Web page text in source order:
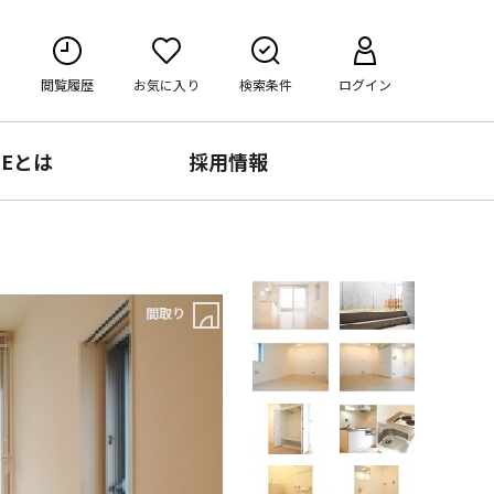
閲覧履歴 お気に入り 検索条件 ログイン
とは 採用情報
間取り